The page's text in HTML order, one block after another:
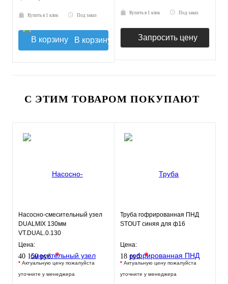
Купить в 1 клик Под заказ
В корзину
Купить в 1 клик Под заказ
Запросить цену
С ЭТИМ ТОВАРОМ ПОКУПАЮТ
Насосно-смесительный узел
DUALMIX 130мм
VT.DUAL.0.130
Цена:
40 150 руб.*
* Актуальную цену пожалуйста
уточните у менеджера
Труба гофрированная ПНД
STOUT синяя для ф16
Цена:
18 руб.*
* Актуальную цену пожалуйста
уточните у менеджера